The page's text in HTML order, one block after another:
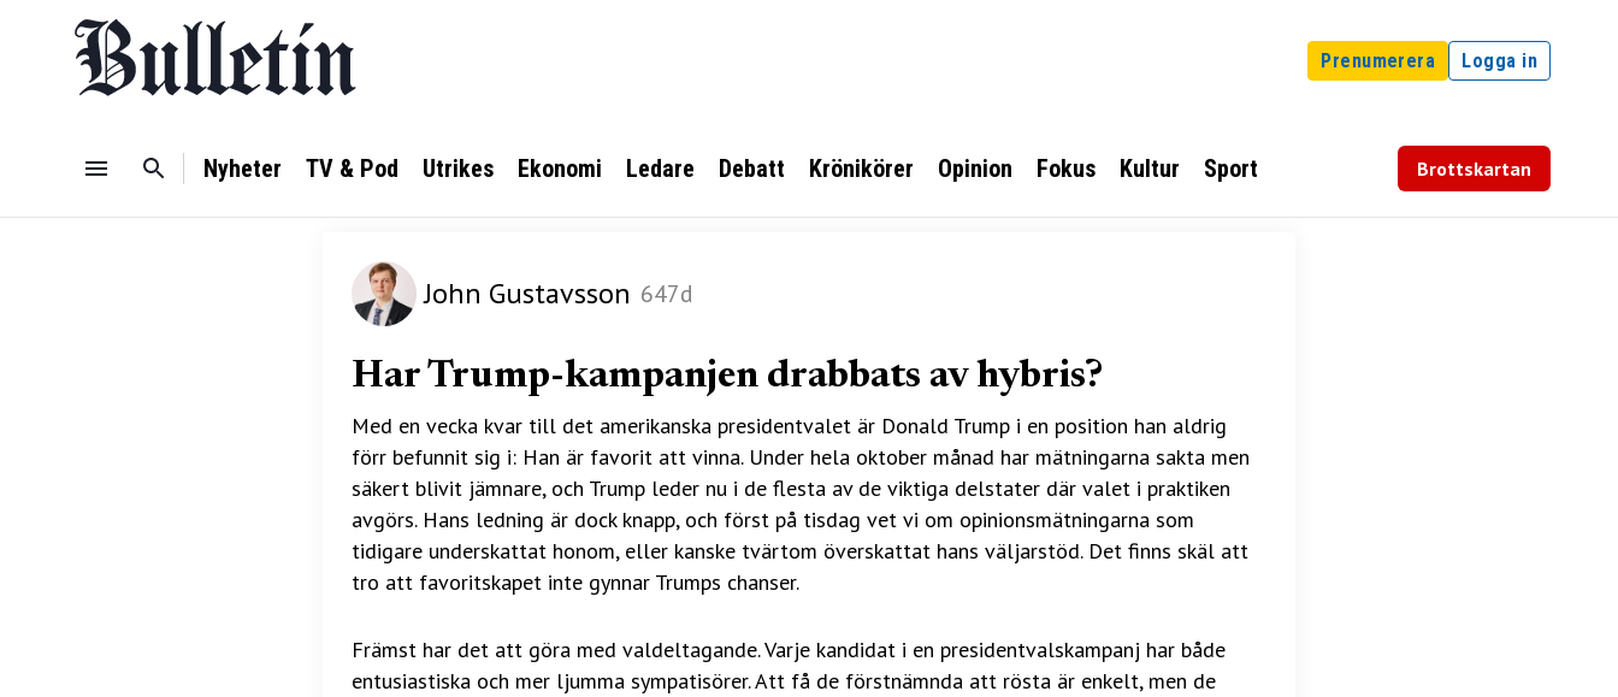
Prenumerera Logga in
Nyheter TV & Pod Utrikes Ekonomi Ledare Debatt Krönikörer Opinion Fokus Kultur Sport Brottskartan
John Gustavsson 647d
Har Trump-kampanjen drabbats av hybris?
Med en vecka kvar till det amerikanska presidentvalet är Donald Trump i en position han aldrig
förr befunnit sig i: Han är favorit att vinna. Under hela oktober månad har mätningarna sakta men
säkert blivit jämnare, och Trump leder nu i de flesta av de viktiga delstater där valet i praktiken
avgörs. Hans ledning är dock knapp, och först på tisdag vet vi om opinionsmätningarna som
tidigare underskattat honom, eller kanske tvärtom överskattat hans väljarstöd. Det finns skäl att
tro att favoritskapet inte gynnar Trumps chanser.
Främst har det att göra med valdeltagande. Varje kandidat i en presidentvalskampanj har både
entusiastiska och mer ljumma sympatisörer. Att få de förstnämnda att rösta är enkelt, men de